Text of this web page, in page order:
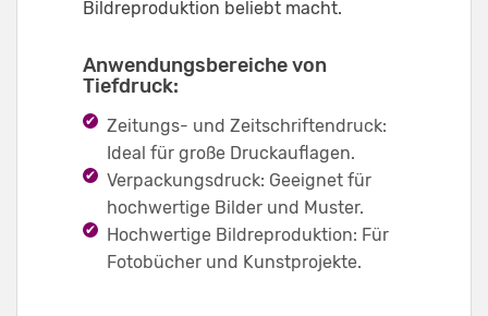
Bildreproduktion beliebt macht.
Anwendungsbereiche von
Tiefdruck:
Zeitungs- und Zeitschriftendruck:
Ideal für große Druckauflagen.
Verpackungsdruck: Geeignet für
hochwertige Bilder und Muster.
Hochwertige Bildreproduktion: Für
Fotobücher und Kunstprojekte.